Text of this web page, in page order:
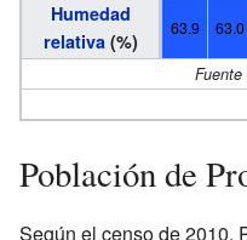
Humedad
relativa(%)
63.9 63.0
Fuente
Población de
Según el censo de 2010,